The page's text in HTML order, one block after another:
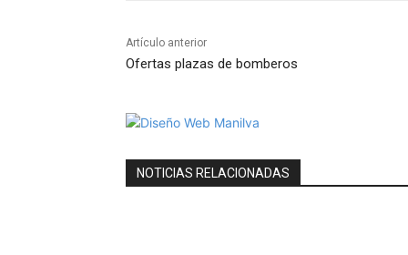
Artículo anterior
Ofertas plazas de bomberos
NOTICIAS RELACIONADAS